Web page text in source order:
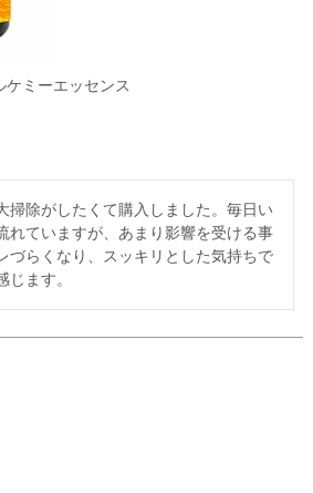
ミーエッセンス
掃除がしたくて購入しました。毎日い
れていますが、あまり影響を受ける事
づらくなり、スッキリとした気持ちで
ます。